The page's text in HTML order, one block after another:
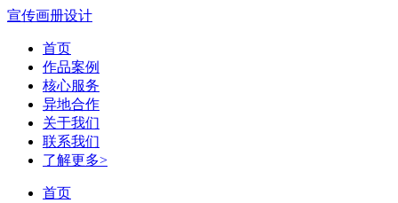
宣传画册设计
首页
作品案例
核心服务
异地合作
关于我们
联系我们
了解更多>
首页